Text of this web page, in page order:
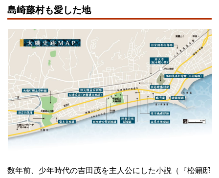
島崎藤村も愛した地
数年前、少年時代の吉田茂を主人公にした小説（『松籟邸